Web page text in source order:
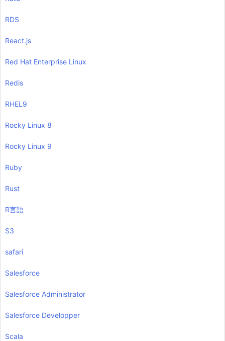
RDS
React.js
Red Hat Enterprise Linux
Redis
RHEL9
Rocky Linux 8
Rocky Linux 9
Ruby
Rust
R言語
S3
safari
Salesforce
Salesforce Administrator
Salesforce Developper
Scala